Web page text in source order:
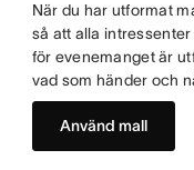
När du har utformat
så att alla
för evenemanget är
vad som händer och
Använd mall